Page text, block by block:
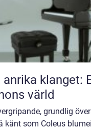
anrika klanget:
värld
grundlig
känt som Coleus